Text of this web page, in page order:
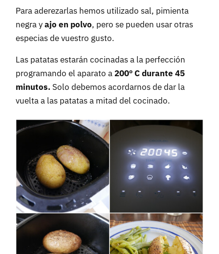
Para aderezarlas hemos utilizado sal, pimienta
negra yajo en polvo, pero se pueden usar otras
especias de vuestro gusto.
Las patatas estarán cocinadas a la perfección
programando el aparato a 200º C durante 45
minutos. Solo debemos acordarnos de dar la
vuelta a las patatas a mitad del cocinado.